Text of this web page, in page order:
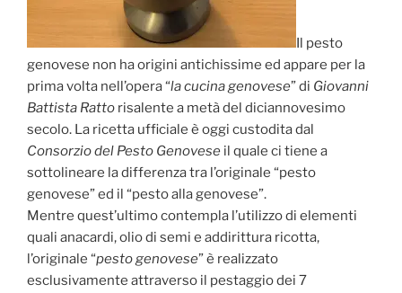
Il pesto
genovese non ha origini antichissime ed appare per la
prima volta nell’opera “la cucina genovese” di Giovanni
Battista Ratto risalente a metà del diciannovesimo
secolo. La ricetta ufficiale è oggi custodita dal
Consorzio del Pesto Genovese il quale ci tiene a
sottolineare la differenza tra l’originale “pesto
genovese” ed il “pesto alla genovese”.
Mentre quest’ultimo contempla l’utilizzo di elementi
quali anacardi, olio di semi e addirittura ricotta,
l’originale “pesto genovese” è realizzato
esclusivamente attraverso il pestaggio dei 7